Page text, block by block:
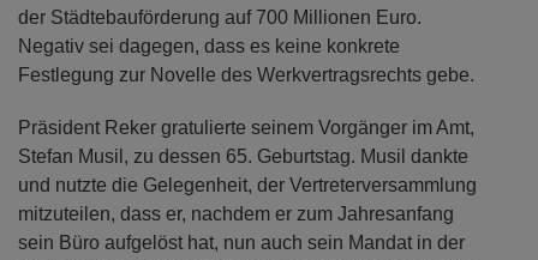
der Städtebauförderung auf 700 Millionen Euro.
Negativ sei dagegen, dass es keine konkrete
Festlegung zur Novelle des Werkvertragsrechts gebe.
Präsident Reker gratulierte seinem Vorgänger im Amt,
Stefan Musil, zu dessen 65. Geburtstag. Musil dankte
und nutzte die Gelegenheit, der Vertreterversammlung
mitzuteilen, dass er, nachdem er zum Jahresanfang
sein Büro aufgelöst hat, nun auch sein Mandat in der